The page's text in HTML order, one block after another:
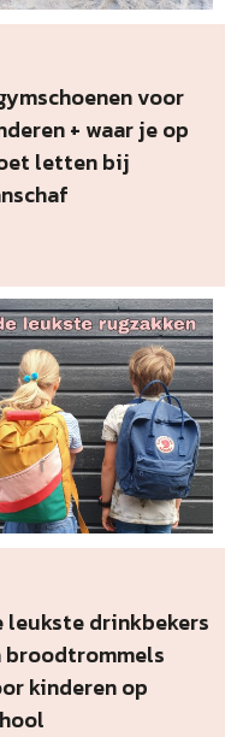
voor
+ waar je op
letten bij
leukste drinkbekers
broodtrommels
kinderen op